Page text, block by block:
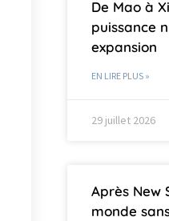
De Mao à
puissance
expansion
EN LIRE PLUS »
29 juillet 2026
Après New
monde